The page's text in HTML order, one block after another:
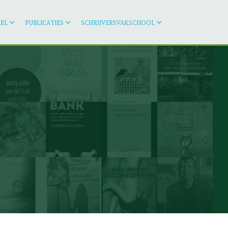
PUBLICATIES SCHRIJVERSVAKSCHOOL